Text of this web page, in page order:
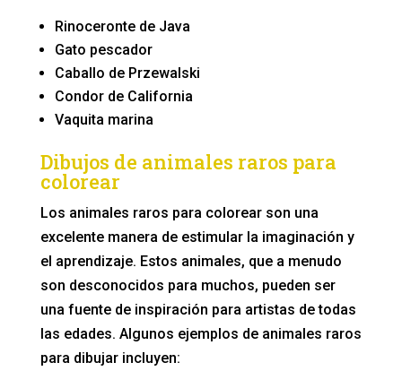
Rinoceronte de Java
Gato pescador
Caballo de Przewalski
Condor de California
Vaquita marina
Dibujos de animales raros para
colorear
Los animales raros para colorear son una
excelente manera de estimular la imaginación y
el aprendizaje. Estos animales, que a menudo
son desconocidos para muchos, pueden ser
una fuente de inspiración para artistas de todas
las edades. Algunos ejemplos de animales raros
para dibujar incluyen: